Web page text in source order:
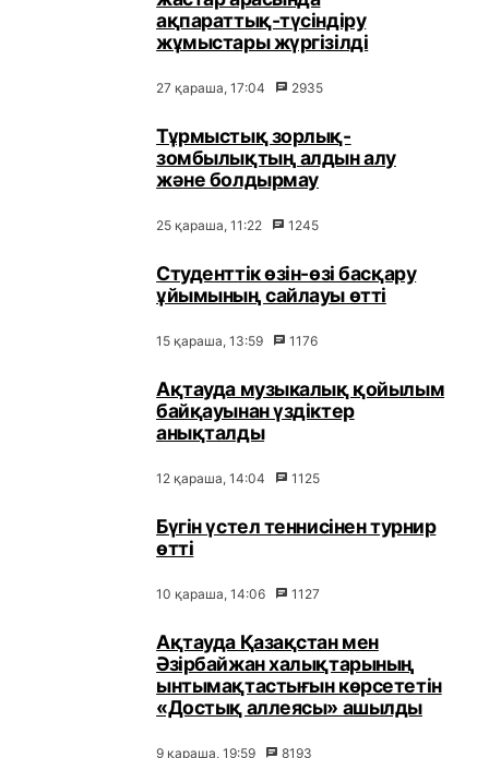
ақпараттық-түсіндіру
жұмыстары жүргізілді
27 қараша, 17:04 2935
Тұрмыстық зорлық-
зомбылықтың алдын алу
және болдырмау
25 қараша, 11:22 1245
Студенттік өзін-өзі басқару
ұйымының сайлауы өтті
15 қараша, 13:59 1176
Ақтауда музыкалық қойылым
байқауынан үздіктер
анықталды
12 қараша, 14:04 1125
Бүгін үстел теннисінен турнир
өтті
10 қараша, 14:06 1127
Ақтауда Қазақстан мен
Әзірбайжан халықтарының
ынтымақтастығын көрсететін
«Достық аллеясы» ашылды
9 қараша, 19:59 8193